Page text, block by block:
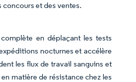
et des ventes.
en déplaçant les tests
nocturnes et accélère
les flux de travail sanguins et
matière de résistance chez les